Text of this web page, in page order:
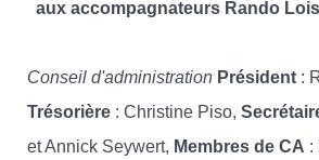
aux accompagnateurs Rando
Conseil d'administration Président :
Trésorière : Christine Piso,
et Annick Seywert, Membres de CA :